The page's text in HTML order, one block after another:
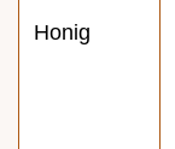
Honig